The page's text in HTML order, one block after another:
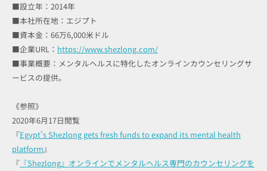
■設立年：2014年
■本社所在地：エジプト
■資本金：66万6,000米ドル
■企業URL： https://www.shezlong.com/
■事業概要：メンタルヘルスに特化したオンラインカウンセリングサ
ービスの提供。
《参照》
2020年6月17日閲覧
『Egypt’s Shezlong gets fresh funds to expand its mental health
platform』
『 『Shezlong』オンラインでメンタルヘルス専門のカウンセリングを